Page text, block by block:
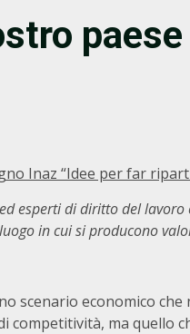
Inaz “Idee per far
esperti di diritto del lavoro
in cui si producono
scenario economico
competitività, ma quello